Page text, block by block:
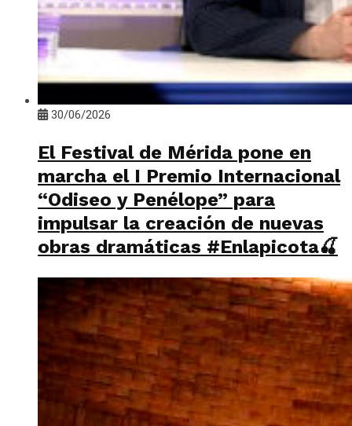
30/06/2026
El Festival de Mérida pone en
marcha el I Premio Internacional
“Odiseo y Penélope” para
impulsar la creación de nuevas
obras dramáticas #Enlapicota🍒